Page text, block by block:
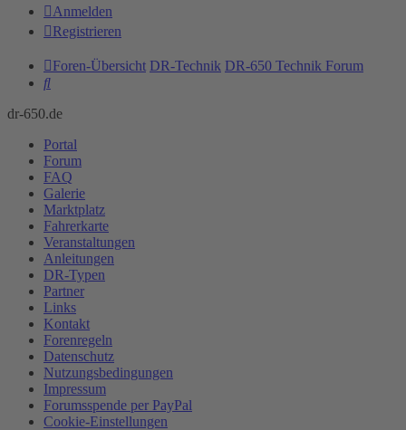
Anmelden
Registrieren
Foren-Übersicht DR-Technik DR-650 Technik Forum
Suche
dr-650.de
Portal
Forum
FAQ
Galerie
Marktplatz
Fahrerkarte
Veranstaltungen
Anleitungen
DR-Typen
Partner
Links
Kontakt
Forenregeln
Datenschutz
Nutzungsbedingungen
Impressum
Forumsspende per PayPal
Cookie-Einstellungen